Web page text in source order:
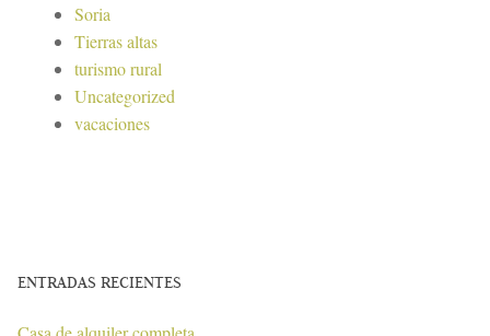
Soria
Tierras altas
turismo rural
Uncategorized
vacaciones
ENTRADAS RECIENTES